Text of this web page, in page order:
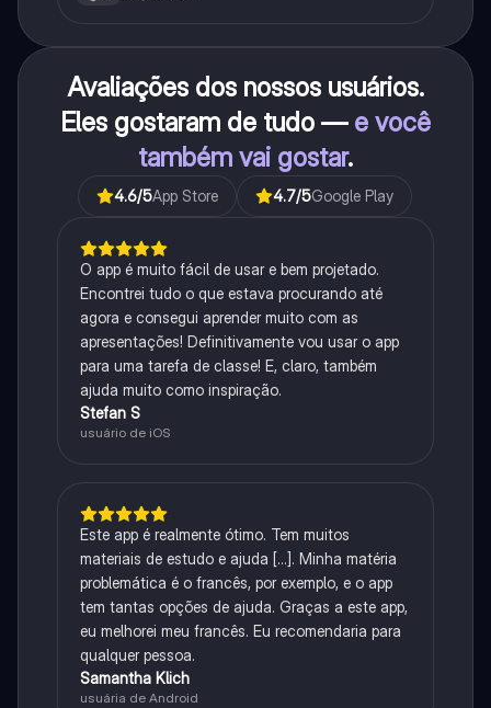
Avaliações dos nossos usuários.
Eles gostaram de tudo — e você
também vai gostar.
4.6/5App Store 4.7/5Google Play
O app é muito fácil de usar e bem projetado.
Encontrei tudo o que estava procurando até
agora e consegui aprender muito com as
apresentações! Definitivamente vou usar o app
para uma tarefa de classe! E, claro, também
ajuda muito como inspiração.
Stefan S
usuário de iOS
Este app é realmente ótimo. Tem muitos
materiais de estudo e ajuda [...]. Minha matéria
problemática é o francês, por exemplo, e o app
tem tantas opções de ajuda. Graças a este app,
eu melhorei meu francês. Eu recomendaria para
qualquer pessoa.
Samantha Klich
usuária de Android